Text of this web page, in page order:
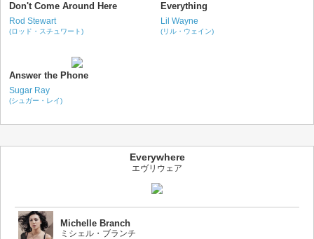
Don't Come Around Here
Rod Stewart
(ロッド・スチュワート)
Everything
Lil Wayne
(リル・ウェイン)
Answer the Phone
Sugar Ray
(シュガー・レイ)
Everywhere
エヴリウェア
Michelle Branch
ミシェル・ブランチ